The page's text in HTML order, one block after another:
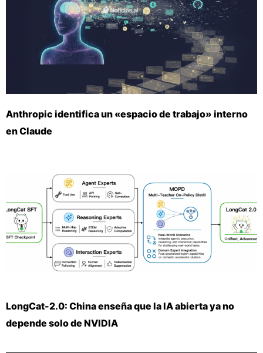
Anthropic identifica un «espacio de trabajo» interno
en Claude
LongCat-2.0: China enseña que la IA abierta ya no
depende solo de NVIDIA